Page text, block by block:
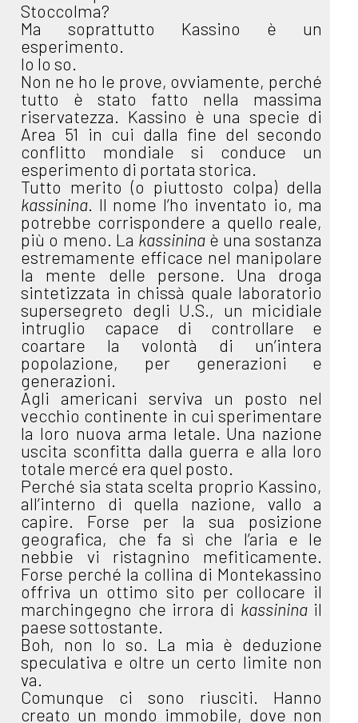
Stoccolma?
Ma soprattutto Kassino è un
esperimento.
Io lo so.
Non ne ho le prove, ovviamente, perché
tutto è stato fatto nella massima
riservatezza. Kassino è una specie di
Area 51 in cui dalla fine del secondo
conflitto mondiale si conduce un
esperimento di portata storica.
Tutto merito (o piuttosto colpa) della
kassinina. Il nome l’ho inventato io, ma
potrebbe corrispondere a quello reale,
più o meno. La kassininaè una sostanza
estremamente efficace nel manipolare
la mente delle persone. Una droga
sintetizzata in chissà quale laboratorio
supersegreto degli U.S., un micidiale
intruglio capace di controllare e
coartare la volontà di un’intera
popolazione, per generazioni e
generazioni.
Agli americani serviva un posto nel
vecchio continente in cui sperimentare
la loro nuova arma letale. Una nazione
uscita sconfitta dalla guerra e alla loro
totale mercé era quel posto.
Perché sia stata scelta proprio Kassino,
all’interno di quella nazione, vallo a
capire. Forse per la sua posizione
geografica, che fa sì che l’aria e le
nebbie vi ristagnino mefiticamente.
Forse perché la collina di Montekassino
offriva un ottimo sito per collocare il
marchingegno che irrora di kassininail
paese sottostante.
Boh, non lo so. La mia è deduzione
speculativa e oltre un certo limite non
va.
Comunque ci sono riusciti. Hanno
creato un mondo immobile, dove non